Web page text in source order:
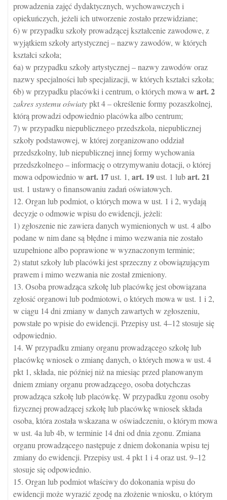
prowadzenia zajęć dydaktycznych, wychowawczych i
opiekuńczych, jeżeli ich utworzenie zostało przewidziane;
6) w przypadku szkoły prowadzącej kształcenie zawodowe, z
wyjątkiem szkoły artystycznej – nazwy zawodów, w których
kształci szkoła;
6a) w przypadku szkoły artystycznej – nazwy zawodów oraz
nazwy specjalności lub specjalizacji, w których kształci szkoła;
6b) w przypadku placówki i centrum, o których mowa w art.2
zakres systemu oświatypkt 4 – określenie formy pozaszkolnej,
którą prowadzi odpowiednio placówka albo centrum;
7) w przypadku niepublicznego przedszkola, niepublicznej
szkoły podstawowej, w której zorganizowano oddział
przedszkolny, lub niepublicznej innej formy wychowania
przedszkolnego – informację o otrzymywaniu dotacji, o której
mowa odpowiednio w art. 17ust. 1, art. 19ust. 1 lubart.21
ust. 1 ustawy o finansowaniu zadań oświatowych.
12. Organ lub podmiot, o których mowa w ust. 1 i 2, wydają
decyzje o odmowie wpisu do ewidencji, jeżeli:
1) zgłoszenie nie zawiera danych wymienionych w ust. 4 albo
podane w nim dane są błędne i mimo wezwania nie zostało
uzupełnione albo poprawione w wyznaczonym terminie;
2) statut szkoły lub placówki jest sprzeczny z obowiązującym
prawem i mimo wezwania nie został zmieniony.
13. Osoba prowadząca szkołę lub placówkę jest obowiązana
zgłosić organowi lub podmiotowi, o których mowa w ust. 1 i 2,
w ciągu 14 dni zmiany w danych zawartych w zgłoszeniu,
powstałe po wpisie do ewidencji. Przepisy ust. 4–12 stosuje się
odpowiednio.
14. W przypadku zmiany organu prowadzącego szkołę lub
placówkę wniosek o zmianę danych, o których mowa w ust. 4
pkt 1, składa, nie później niż na miesiąc przed planowanym
dniem zmiany organu prowadzącego, osoba dotychczas
prowadząca szkołę lub placówkę. W przypadku zgonu osoby
fizycznej prowadzącej szkołę lub placówkę wniosek składa
osoba, która została wskazana w oświadczeniu, o którym mowa
w ust. 4a lub 4b, w terminie 14 dni od dnia zgonu. Zmiana
organu prowadzącego następuje z dniem dokonania wpisu tej
zmiany do ewidencji. Przepisy ust. 4 pkt 1 i 4 oraz ust. 9–12
stosuje się odpowiednio.
15. Organ lub podmiot właściwy do dokonania wpisu do
ewidencji może wyrazić zgodę na złożenie wniosku, o którym